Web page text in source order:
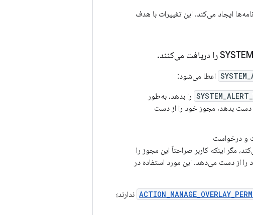
ایجاد می‌کند. این تغییرات با هدف
.
اعطا می‌شود:
را بدهد، به‌طور
دست بدهد، مجوز خود را از دست
و درخواست
مگر اینکه کاربر صراحتاً این مجوز را
از دست می‌دهد. این مورد استفاده در
ندارند؛